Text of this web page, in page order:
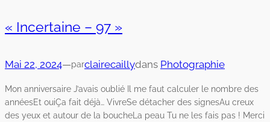
« Incertaine – 97 »
Mai 22, 2024—parclairecaillydans Photographie
Mon anniversaire J’avais oublié Il me faut calculer le nombre des
annéesEt ouiÇa fait déjà… VivreSe détacher des signesAu creux
des yeux et autour de la boucheLa peau Tu ne les fais pas ! Merci